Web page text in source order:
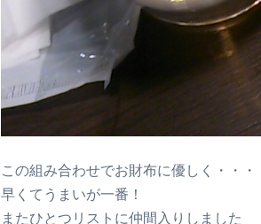
この組み合わせでお財布に優しく・・・
早くてうまいが一番！
またひとつリストに仲間入りしました